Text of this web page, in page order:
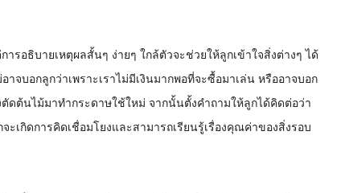
ารอธิบายเหตุผลสั้นๆ ง่ายๆ ใกล้ตัวจะช่วยให้ลูกเข้าใจสิ่งต่างๆ ได้
จบอกลูกว่าเพราะเราไม่มีเงินมากพอที่จะซื้อมาเล่น หรืออาจบอก
ดต้นไม้มาทำกระดาษใช้ใหม่ จากนั้นตั้งคำถามให้ลูกได้คิดต่อว่า
เกิดการคิดเชื่อมโยงและสามารถเรียนรู้เรื่องคุณค่าของสิ่งรอบ